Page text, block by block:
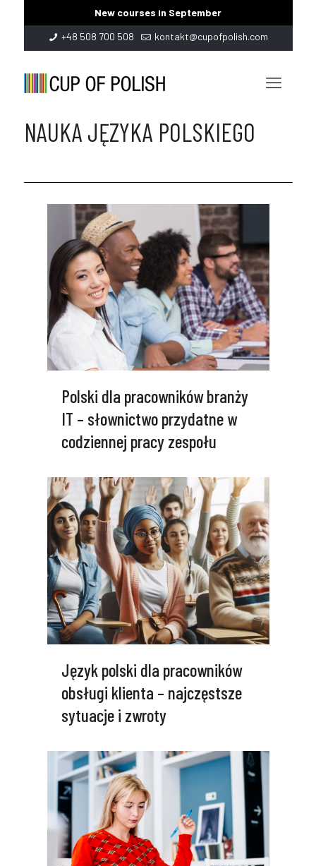
New courses in September
+48 508 700 508
kontakt@cupofpolish.com
NAUKA JĘZYKA POLSKIEGO
Polski dla pracowników branży
IT – słownictwo przydatne w
codziennej pracy zespołu
Język polski dla pracowników
obsługi klienta – najczęstsze
sytuacje i zwroty